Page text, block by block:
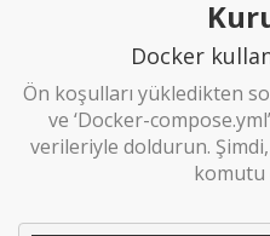
Docker
Ön koşulları yükledikten
ve ‘Docker-
verileriyle doldurun. Şimdi,
komutu